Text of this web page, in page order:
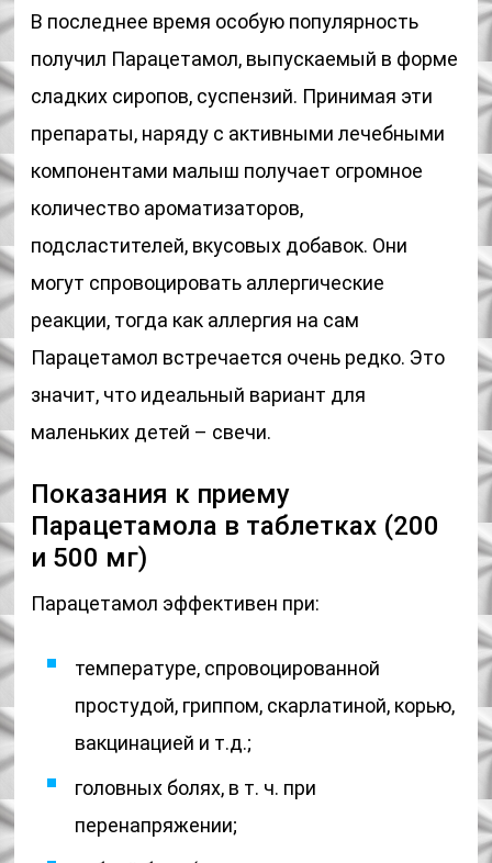
В последнее время особую популярность
получил Парацетамол, выпускаемый в форме
сладких сиропов, суспензий. Принимая эти
препараты, наряду с активными лечебными
компонентами малыш получает огромное
количество ароматизаторов,
подсластителей, вкусовых добавок. Они
могут спровоцировать аллергические
реакции, тогда как аллергия на сам
Парацетамол встречается очень редко. Это
значит, что идеальный вариант для
маленьких детей – свечи.
Показания к приему
Парацетамола в таблетках (200
и 500 мг)
Парацетамол эффективен при:
температуре, спровоцированной
простудой, гриппом, скарлатиной, корью,
вакцинацией и т.д.;
головных болях, в т. ч. при
перенапряжении;